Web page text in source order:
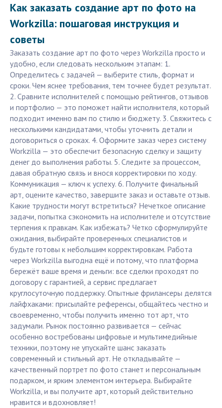
Как заказать создание арт по фото на
Workzilla: пошаговая инструкция и
советы
Заказать создание арт по фото через Workzilla просто и
удобно, если следовать нескольким этапам: 1.
Определитесь с задачей — выберите стиль, формат и
сроки. Чем яснее требования, тем точнее будет результат.
2. Сравните исполнителей с помощью рейтингов, отзывов
и портфолио — это поможет найти исполнителя, который
подходит именно вам по стилю и бюджету. 3. Свяжитесь с
несколькими кандидатами, чтобы уточнить детали и
договориться о сроках. 4. Оформите заказ через систему
Workzilla — это обеспечит безопасную сделку и защиту
денег до выполнения работы. 5. Следите за процессом,
давая обратную связь и внося корректировки по ходу.
Коммуникация — ключ к успеху. 6. Получите финальный
арт, оцените качество, завершите заказ и оставьте отзыв.
Какие трудности могут встретиться? Нечеткое описание
задачи, попытка сэкономить на исполнителе и отсутствие
терпения к правкам. Как избежать? Четко сформулируйте
ожидания, выбирайте проверенных специалистов и
будьте готовы к небольшим корректировкам. Работа
через Workzilla выгодна ещё и потому, что платформа
бережёт ваше время и деньги: все сделки проходят по
договору с гарантией, а сервис предлагает
круглосуточную поддержку. Опытные фрилансеры делятся
лайфхаками: присылайте референсы, общайтесь честно и
своевременно, чтобы получить именно тот арт, что
задумали. Рынок постоянно развивается — сейчас
особенно востребованы цифровые и мультимедийные
техники, поэтому не упускайте шанс заказать
современный и стильный арт. Не откладывайте —
качественный портрет по фото станет и персональным
подарком, и ярким элементом интерьера. Выбирайте
Workzilla, и вы получите арт, который действительно
нравится и вдохновляет!